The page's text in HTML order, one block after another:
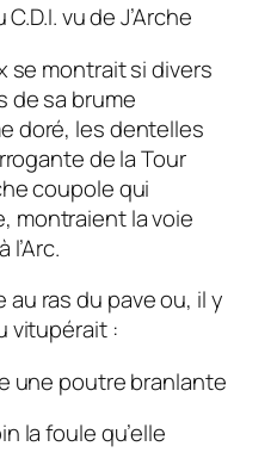
vu de J’Arche
se montrait si divers
de sa brume
doré, les dentelles
de la Tour
coupole qui
montraient la voie
ras du pave ou, il y
vitupérait :
une poutre branlante
la foule qu’elle